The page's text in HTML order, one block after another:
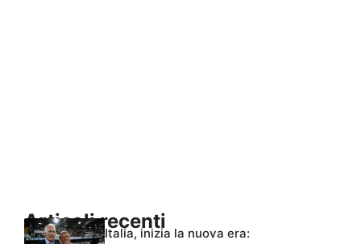
Articoli recenti
Italia, inizia la nuova era: